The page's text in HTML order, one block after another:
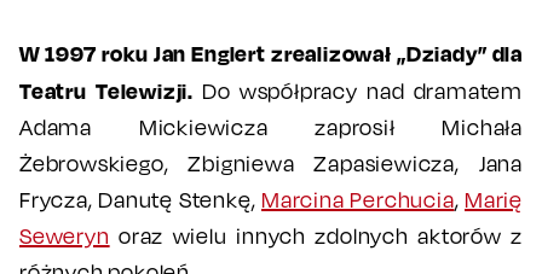
W 1997 roku Jan Englert zrealizował „Dziady” dla
Teatru Telewizji. Do współpracy nad dramatem
Adama Mickiewicza zaprosił Michała
Żebrowskiego, Zbigniewa Zapasiewicza, Jana
Frycza, Danutę Stenkę, Marcina Perchucia, Marię
Seweryn oraz wielu innych zdolnych aktorów z